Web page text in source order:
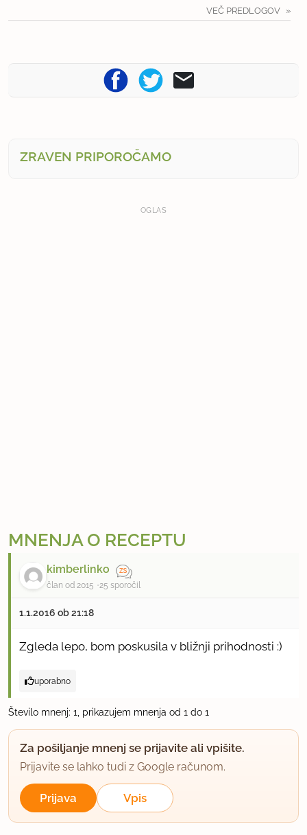
VEČ PREDLOGOV
ZRAVEN PRIPOROČAMO
OGLAS
MNENJA O RECEPTU
kimberlinko
član od 2015 25 sporočil
1.1.2016 ob 21:18
Zgleda lepo, bom poskusila v bližnji prihodnosti :)
uporabno
Število mnenj: 1, prikazujem mnenja od 1 do 1
Za pošiljanje mnenj se prijavite ali vpišite.
Prijavite se lahko tudi z Google računom.
Prijava Vpis